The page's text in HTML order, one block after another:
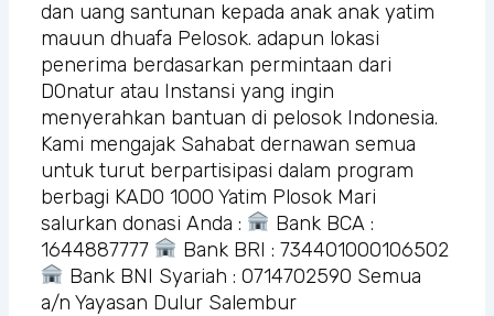
dan uang santunan kepada anak anak yatim
mauun dhuafa Pelosok. adapun lokasi
penerima berdasarkan permintaan dari
DOnatur atau Instansi yang ingin
menyerahkan bantuan di pelosok Indonesia.
Kami mengajak Sahabat dernawan semua
untuk turut berpartisipasi dalam program
berbagi KADO 1000 Yatim Plosok Mari
salurkan donasi Anda :
Bank BCA :
1644887777
Bank BRI : 734401000106502
Bank BNI Syariah : 0714702590 Semua
a/n Yayasan Dulur Salembur